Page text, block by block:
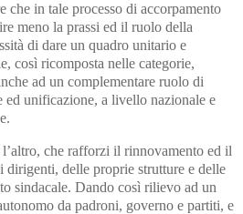
che in tale processo di accorpamento
meno la prassi ed il ruolo della
di dare un quadro unitario e
così ricomposta nelle categorie,
ad un complementare ruolo di
ed unificazione, a livello nazionale e
che rafforzi il rinnovamento ed il
delle proprie strutture e delle
sindacale. Dando così rilievo ad un
da padroni, governo e partiti, e